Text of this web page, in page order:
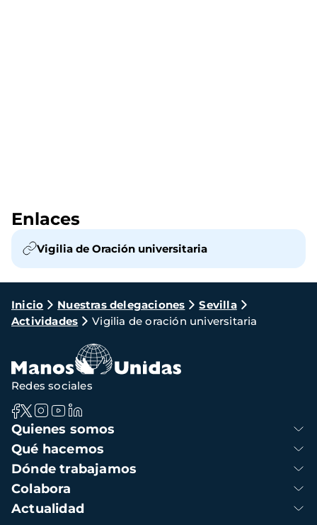
Enlaces
Vigilia de Oración universitaria
Ruta
de
navegación
Inicio Nuestras delegaciones
Sevilla
Actividades
Vigilia de oración universitaria
Navegación
principal
Quienes somos
Qué hacemos
Dónde trabajamos
Colabora
Actualidad
Redes sociales